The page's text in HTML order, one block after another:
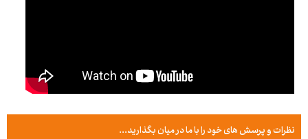
نظرات و پرسش های خود را با ما در میان بگذارید...